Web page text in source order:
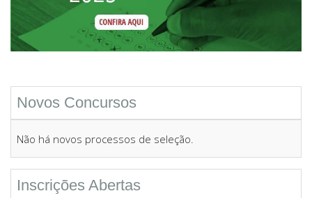
Novos Concursos
Não há novos processos de seleção.
Inscrições Abertas